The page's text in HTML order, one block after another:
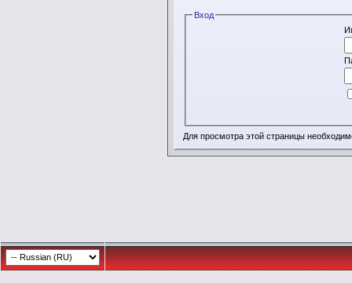
Вход
Для просмотра этой страницы